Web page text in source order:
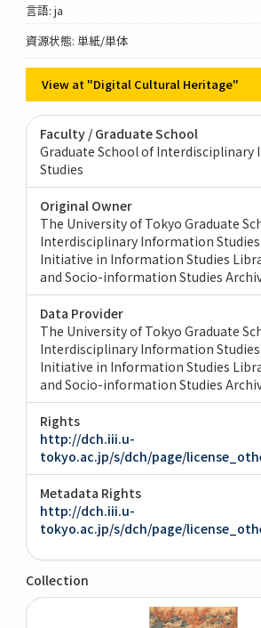
言語: ja
資源状態: 単紙/単体
View at "Digital Cultural Heritage"
Faculty / Graduate School
Graduate School of
Studies
Original Owner
The University of Tokyo Graduate
Interdisciplinary Information
Initiative in Information Studies
and Socio-information Studies
Data Provider
The University of Tokyo Graduate
Interdisciplinary Information
Initiative in Information Studies
and Socio-information Studies
Rights
http://dch.iii.u-
tokyo.ac.jp/s/dch/page/
Metadata Rights
http://dch.iii.u-
tokyo.ac.jp/s/dch/page/
Collection